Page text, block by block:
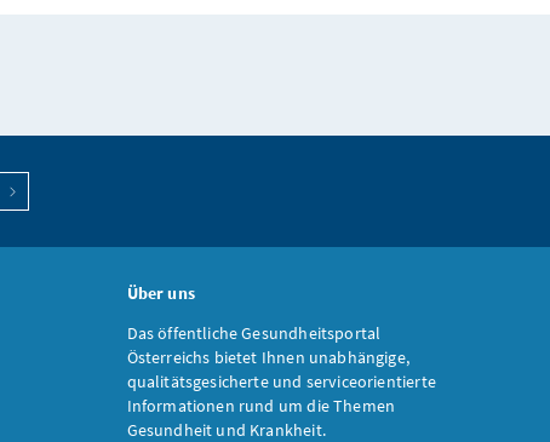
Über uns
Das öffentliche Gesundheitsportal
Österreichs bietet Ihnen unabhängige,
qualitätsgesicherte und serviceorientierte
Informationen rund um die Themen
Gesundheit und Krankheit.